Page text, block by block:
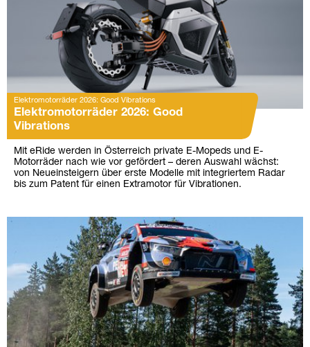
Elektromotorräder 2026: Good Vibrations
Elektromotorräder 2026: Good
Vibrations
Mit eRide werden in Österreich private E-Mopeds und E-
Motorräder nach wie vor gefördert – deren Auswahl wächst:
von Neueinsteigern über erste Modelle mit integriertem Radar
bis zum Patent für einen Extramotor für Vibrationen.